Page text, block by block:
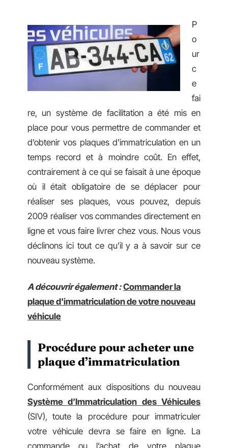
P
o
ur
c
e
fai
re, un système de facilitation a été mis en
place pour vous permettre de commander et
d’obtenir vos plaques d’immatriculation en un
temps record et à moindre coût. En effet,
contrairement à ce qui se faisait à une époque
où il était obligatoire de se déplacer pour
réaliser ses plaques, vous pouvez, depuis
2009 réaliser vos commandes directement en
ligne et vous faire livrer chez vous. Nous vous
déclinons ici tout ce qu’il y a à savoir sur ce
nouveau système.
A découvrir également : Commander la
plaque d'immatriculation de votre nouveau
véhicule
Procédure pour acheter une
plaque d’immatriculation
Conformément aux dispositions du nouveau
Système d’Immatriculation des Véhicules
(SIV), toute la procédure pour immatriculer
votre véhicule devra se faire en ligne. La
commande ou l’achat de votre plaque